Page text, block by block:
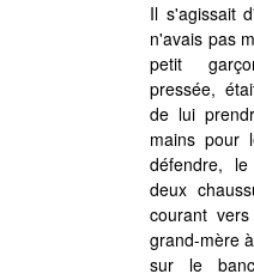
Il s'agissait
n'avais pas
petit
pressée,
de lui
mains pour
défendre,
deux
courant
grand-mère
sur le